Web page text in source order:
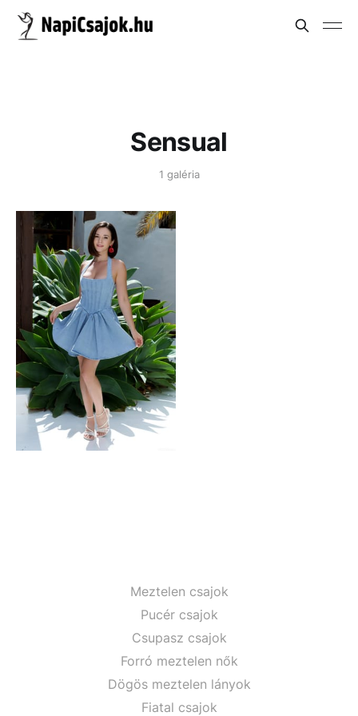
Sensual
1 galéria
Meztelen csajok
Pucér csajok
Csupasz csajok
Forró meztelen nők
Dögös meztelen lányok
Fiatal csajok